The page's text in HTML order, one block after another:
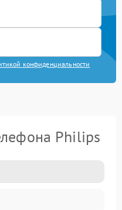
конфиденциальности
Philips